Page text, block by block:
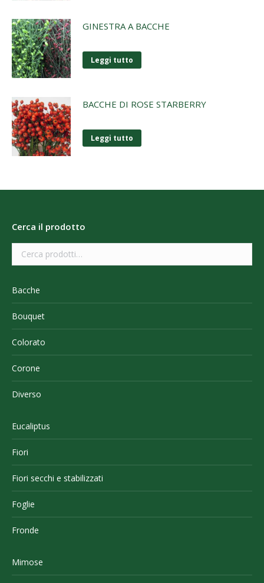
GINESTRA A BACCHE
Leggi tutto
BACCHE DI ROSE STARBERRY
Leggi tutto
Cerca il prodotto
Bacche
Bouquet
Colorato
Corone
Diverso
Eucaliptus
Fiori
Fiori secchi e stabilizzati
Foglie
Fronde
Mimose